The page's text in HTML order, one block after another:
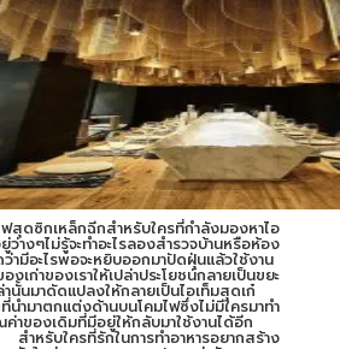
กเหล็กฉีกสำหรับใครที่กำลังมองหาไอ
งๆไม่รู้จะทำอะไรลองสำรวจบ้านหรือห้อง
ามีอะไรพอจะหยิบออกมาปัดฝุ่นแล้วใช้งาน
ก่าของเราให้เปล่าประโยชน์กลายเป็นขยะ
นั้นมาดัดแปลงให้กลายเป็นไอเท็มสุดเก๋
นำมาตกแต่งด้านบนโคมไฟซึ่งไม่มีใครมาทำ
าของเดิมที่มีอยู่ให้กลับมาใช้งานได้อีก
หรับใครที่รักในการทำอาหารอยากสร้าง